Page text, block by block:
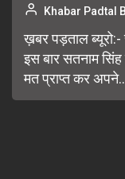
Khabar Padtal
ख़बर पड़ताल ब्यूरो:-
इस बार सतनाम
मत प्राप्त कर